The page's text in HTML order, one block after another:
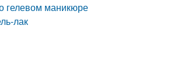
гелевом маникюре
лак